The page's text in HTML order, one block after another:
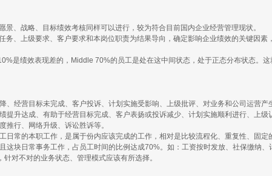
、战略、目标绩效考核同样可以进行，较为符合目前国内企业经营管理现状。
务、上级要求、客户要求和本岗位职责为结果导向，确定影响企业绩效的关键因
是绩效表现差的，Middle 70%的员工是处在这中间状态，处于正态分布状态。
经营目标未完成、客户投诉、计划实施受影响、上级批评、对业务和公司运营产
提升达成、有助于经营目标完成、客户表扬或投诉减少、计划实施顺利进行、上
推行、网络升级、诉讼胜诉等。
日常的本职工作，是属于份内应该完成的工作，相对是比较流程化、重复性、固
块日常事务工作，占员工时间的比例达成70%。如：工资按时发放、社保缴纳
对不对的业务状态、管理模式应该有所选择。